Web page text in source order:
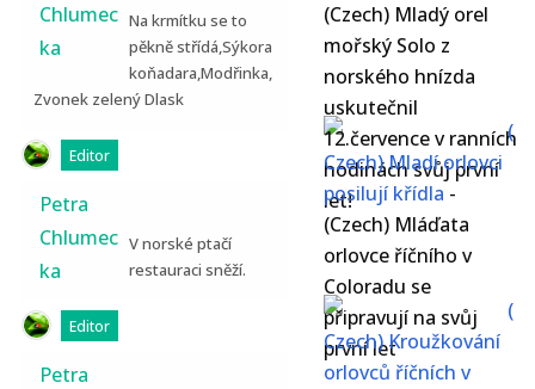
(Czech) Mladý orel
mořský Solo z
norského hnízda
uskutečnil
12.července v ranních
hodinách svůj první
let!
(
Czech) Mladí orlovci
posilují křídla -
(Czech) Mláďata
orlovce říčního v
Coloradu se
připravují na svůj
první let
(
Czech) Kroužkování
orlovců říčních v
Chlumec
ka
Na krmítku se to
pěkně střídá,Sýkora
koňadara,Modřinka,
Zvonek zelený Dlask
Editor
Petra
Chlumec
ka
V norské ptačí
restauraci sněží.
Editor
Petra